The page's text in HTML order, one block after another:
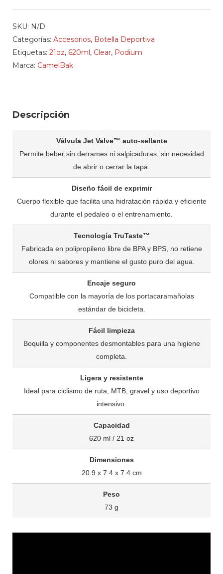
21oz
cantidad
SKU: N/D
Categorías: Accesorios, Botella Deportiva
Etiquetas: 21oz, 620ml, Clear, Podium
Marca: CamelBak
Descripción
Válvula Jet Valve™ auto-sellante
Permite beber sin derrames ni salpicaduras, sin necesidad
de abrir o cerrar la tapa.
Diseño fácil de exprimir
Cuerpo flexible que facilita una hidratación rápida y eficiente
durante el pedaleo o el entrenamiento.
Tecnología TruTaste™
Fabricada en polipropileno libre de BPA y BPS, no retiene
olores ni sabores y mantiene el gusto puro del agua.
Encaje seguro
Compatible con la mayoría de los portacaramañolas
estándar de bicicleta.
Fácil limpieza
Boquilla y componentes desmontables para una higiene
completa.
Ligera y resistente
Ideal para ciclismo de ruta, MTB, gravel y uso deportivo
intensivo.
Capacidad
620 ml / 21 oz
Dimensiones
20.9 x 7.4 x 7.4 cm
Peso
73 g